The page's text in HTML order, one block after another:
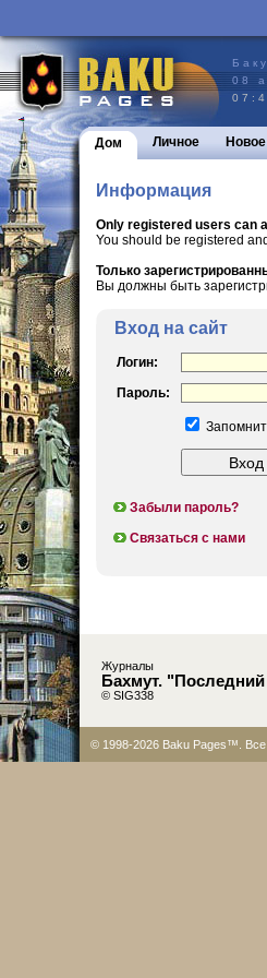
08
Дом Личное Новое
Информация
Only registered users can
You should be registered
Только
Вы должны быть
Вход на сайт
Логин:
Пароль:
Забыли пароль?
Связаться с нами
Журналы
Бахмут.
© SIG338
© 1998-2026 Baku Pages™.